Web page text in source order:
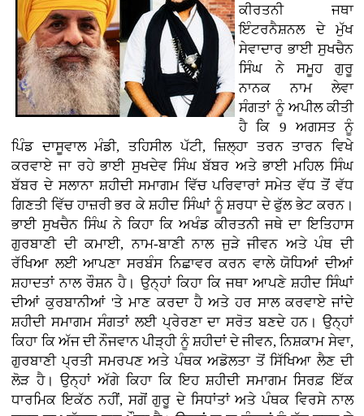
ਕੀਰਤਨੀ ਜਥਾ
ਇੰਟਰਨੈਸ਼ਨਲ ਦੇ ਮੁੱਖ
ਸੇਵਾਦਾਰ ਭਾਈ ਸੁਖਚੈਨ
ਸਿੰਘ ਨੇ ਸਮੂਹ ਗੁਰੂ
ਨਾਨਕ ਨਾਮ ਲੇਵਾ
ਸੰਗਤਾਂ ਨੂੰ ਅਪੀਲ ਕੀਤੀ
ਹੈ ਕਿ 9 ਅਗਸਤ ਨੂੰ
ਪਿੰਡ ਦਾਸੂਵਾਲ ਮੰਡੀ, ਤਹਿਸੀਲ ਪੱਟੀ, ਜ਼ਿਲ੍ਹਾ ਤਰਨ ਤਾਰਨ ਵਿਖੇ
ਕਰਵਾਏ ਜਾ ਰਹੇ ਭਾਈ ਸੁਖਦੇਵ ਸਿੰਘ ਬੱਬਰ ਅਤੇ ਭਾਈ ਮਹਿਲ ਸਿੰਘ
ਬੱਬਰ ਦੇ ਸਲਾਨਾ ਸ਼ਹੀਦੀ ਸਮਾਗਮ ਵਿੱਚ ਪਰਿਵਾਰਾਂ ਸਮੇਤ ਵੱਧ ਤੋਂ ਵੱਧ
ਗਿਣਤੀ ਵਿੱਚ ਹਾਜ਼ਰੀ ਭਰ ਕੇ ਸ਼ਹੀਦ ਸਿੰਘਾਂ ਨੂੰ ਸ਼ਰਧਾ ਦੇ ਫੁੱਲ ਭੇਟ ਕਰਨ।
ਭਾਈ ਸੁਖਚੈਨ ਸਿੰਘ ਨੇ ਕਿਹਾ ਕਿ ਅਖੰਡ ਕੀਰਤਨੀ ਜਥੇ ਦਾ ਇਤਿਹਾਸ
ਗੁਰਬਾਣੀ ਦੀ ਕਮਾਈ, ਨਾਮ-ਬਾਣੀ ਨਾਲ ਜੁੜੇ ਜੀਵਨ ਅਤੇ ਪੰਥ ਦੀ
ਰੱਖਿਆ ਲਈ ਆਪਣਾ ਸਰਬੰਸ ਨਿਛਾਵਰ ਕਰਨ ਵਾਲੇ ਯੋਧਿਆਂ ਦੀਆਂ
ਸ਼ਹਾਦਤਾਂ ਨਾਲ ਰੌਸ਼ਨ ਹੈ। ਉਨ੍ਹਾਂ ਕਿਹਾ ਕਿ ਜਥਾ ਆਪਣੇ ਸ਼ਹੀਦ ਸਿੰਘਾਂ
ਦੀਆਂ ਕੁਰਬਾਨੀਆਂ 'ਤੇ ਮਾਣ ਕਰਦਾ ਹੈ ਅਤੇ ਹਰ ਸਾਲ ਕਰਵਾਏ ਜਾਂਦੇ
ਸ਼ਹੀਦੀ ਸਮਾਗਮ ਸੰਗਤਾਂ ਲਈ ਪ੍ਰੇਰਣਾ ਦਾ ਸਰੋਤ ਬਣਦੇ ਹਨ। ਉਨ੍ਹਾਂ
ਕਿਹਾ ਕਿ ਅੱਜ ਦੀ ਨੌਜਵਾਨ ਪੀੜ੍ਹੀ ਨੂੰ ਸ਼ਹੀਦਾਂ ਦੇ ਜੀਵਨ, ਨਿਸ਼ਕਾਮ ਸੇਵਾ,
ਗੁਰਬਾਣੀ ਪ੍ਰਤੀ ਸਮਰਪਣ ਅਤੇ ਪੰਥਕ ਅਡੋਲਤਾ ਤੋਂ ਸਿੱਖਿਆ ਲੈਣ ਦੀ
ਲੋੜ ਹੈ। ਉਨ੍ਹਾਂ ਅੱਗੇ ਕਿਹਾ ਕਿ ਇਹ ਸ਼ਹੀਦੀ ਸਮਾਗਮ ਸਿਰਫ਼ ਇੱਕ
ਧਾਰਮਿਕ ਇਕੱਠ ਨਹੀਂ, ਸਗੋਂ ਗੁਰੂ ਦੇ ਸਿਧਾਂਤਾਂ ਅਤੇ ਪੰਥਕ ਵਿਰਸੇ ਨਾਲ